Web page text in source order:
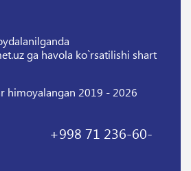
ga havola ko`rsatilishi shart
himoyalangan 2019 - 2026
+998 71 236-60-